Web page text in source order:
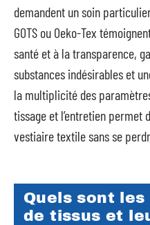
demandent un soin
GOTS ou Oeko-Tex
santé et à la transparence,
substances indésirables et
la multiplicité des
tissage et l’entretien permet
vestiaire textile sans se
Quels sont
de tissus et